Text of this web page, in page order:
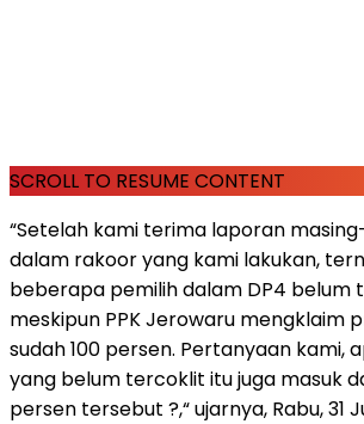
SCROLL TO RESUME CONTENT
“Setelah kami terima laporan
dalam rakoor yang kami lakukan,
beberapa pemilih dalam DP4 belum
meskipun PPK Jerowaru mengklaim
sudah 100 persen. Pertanyaan kami,
yang belum tercoklit itu juga masuk
persen tersebut ?,“ ujarnya, Rabu, 31